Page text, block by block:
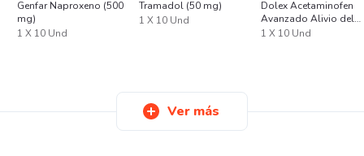
Genfar Naproxeno (500
mg)
1 X 10 Und
Tramadol (50 mg)
1 X 10 Und
Dolex Acetaminofen
Avanzado Alivio del
Dolor y la Fiebre x 10
1 X 10 Und
Ver más